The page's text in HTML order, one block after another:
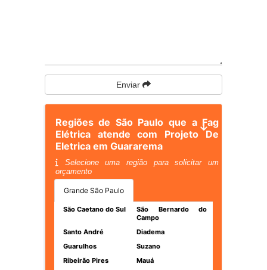
Enviar
Regiões de São Paulo que a Fag
Elétrica atende com Projeto De
Eletrica em Guararema
Selecione uma região para solicitar um
orçamento
Grande São Paulo
São Caetano do Sul
São Bernardo do
Campo
Santo André
Diadema
Guarulhos
Suzano
Ribeirão Pires
Mauá